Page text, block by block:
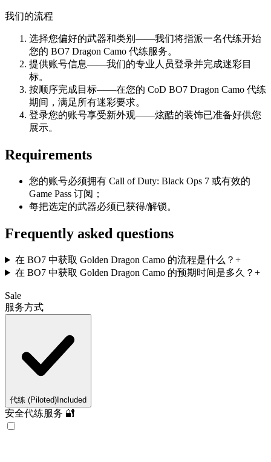
我们的流程
选择您偏好的武器和类别——我们将指派一名代练开始
您的 BO7 Dragon Camo 代练服务。
提供账号信息——我们的专业人员登录并完成迷彩目
标。
按顺序完成目标——在您的 CoD BO7 Dragon Camo 代练
期间，满足所有迷彩要求。
登录您的账号享受新外观——炫酷的装饰已准备好供您
展示。
Requirements
您的账号必须拥有 Call of Duty: Black Ops 7 或有效的
Game Pass 订阅；
每把选定的武器必须已获得/解锁。
Frequently asked questions
在 BO7 中获取 Golden Dragon Camo 的流程是什么？ +
在 BO7 中获取 Golden Dragon Camo 的预期时间是多久？ +
Sale
服务方式
代练 (Piloted) Included
安全代练服务 🔐